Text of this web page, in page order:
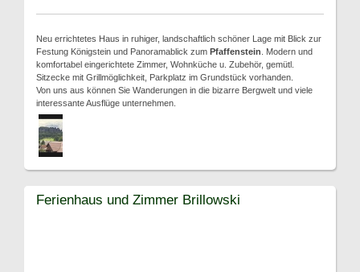
Neu errichtetes Haus in ruhiger, landschaftlich schöner Lage mit Blick zur
Festung Königstein und Panoramablick zum Pfaffenstein . Modern und
komfortabel eingerichtete Zimmer, Wohnküche u. Zubehör, gemütl.
Sitzecke mit Grillmöglichkeit, Parkplatz im Grundstück vorhanden.
Von uns aus können Sie Wanderungen in die bizarre Bergwelt und viele
interessante Ausflüge unternehmen.
Ferienhaus und Zimmer Brillowski